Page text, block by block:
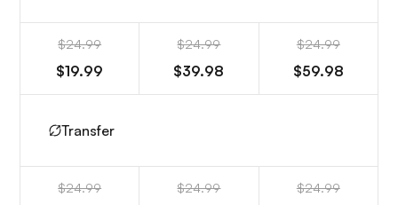
$24.99
$19.99
$24.99
$39.98
$24.99
$59.98
Transfer
$24.99 $24.99 $24.99